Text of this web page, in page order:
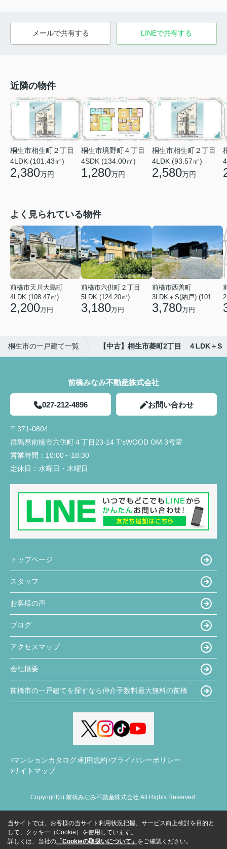
メールで共有する LINEで共有する
近隣の物件
桐生市相生町２丁目
4LDK (101.43㎡)
2,380万円
桐生市境野町４丁目
4SDK (134.00㎡)
1,280万円
桐生市相生町２丁目
4LDK (93.57㎡)
2,580万円
よく見られている物件
前橋市天川大島町
4LDK (108.47㎡)
2,200万円
前橋市六供町２丁目
5LDK (124.20㎡)
3,180万円
前橋市西善町
3,780万円
桐生市の一戸建て一覧 【中古】桐生市菱町2丁目 ４LDK＋S
前橋みなみ不動産株式会社
027-212-4896 お問い合わせ
〒371-0804
群馬県前橋市六供町４丁目23‐14 T'sWOOD OM 3号室
営業時間： 10:00～18:30
定休日： 水曜日・木曜日
トップページ
スタッフ
お客様の声
ブログ
アクセスマップ
会社概要
前橋市の一戸建てを探すなら仲介手数料最大無料の前橋
マンションカタログ 利用規約 プライバシーポリシー
サイトマップ
Copyright(c) 前橋みなみ不動産株式会社 All Rights Reserved.
当サイトでは、お客様の当サイト利用状況把握、サービス向上検討を目的と
して、クッキー（Cookie）を使用しています。
詳しくは、当社の 「Cookieの取扱いについて」 をご確認ください。